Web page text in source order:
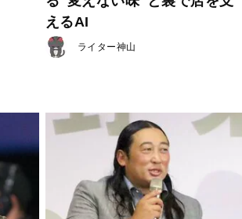
えるAI
ライター神山